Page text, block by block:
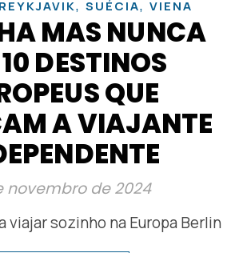
REYKJAVIK, SUÉCIA, VIENA
MAS NUNCA
DESTINOS
QUE
A VIAJANTE
novembro de 2024